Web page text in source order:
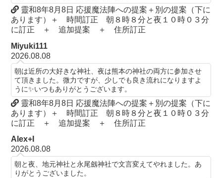
靈和8年8月8日 応援魔法陣への提案＋別の提案（下に
あります）＋ 時間訂正 朝８時８分と夜１０時０３分
に訂正 ＋ 追加提案 ＋ 住所訂正
Miyuki111
2026.08.08
朝は近所の大好きな神社、夜は熊本の神社の両方に参加させ
て頂きました。微力ですが、少しでも良き流れになりますよ
うに✨いつもありがとうございます。
靈和8年8月8日 応援魔法陣への提案＋別の提案（下に
あります）＋ 時間訂正 朝８時８分と夜１０時０３分
に訂正 ＋ 追加提案 ＋ 住所訂正
Alex+I
2026.08.08
朝と夜、地元神社と永尾劔神社で文言変えてやれました。あ
りがとうございました。